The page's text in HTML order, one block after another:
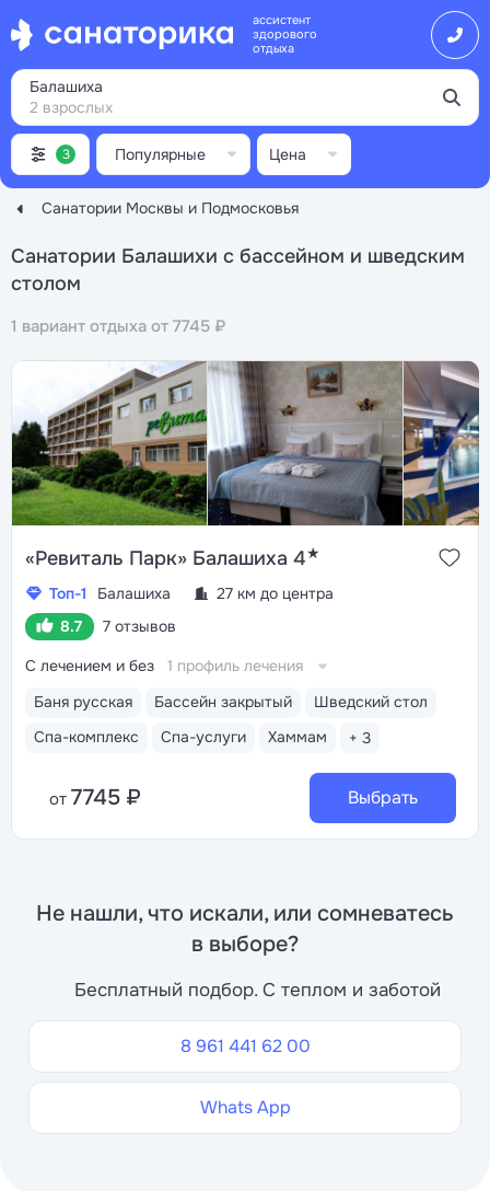
ассистент
здорового
отдыха
Санатории Москвы и Подмосковья
Балашиха
2 взрослых
Санатории Балашихи с бассейном и шведским
столом
1 вариант отдыха от 7745 ₽
3 Популярные Цена
«Ревиталь Парк» Балашиха 4★
Топ-1 Балашиха
27 км до центра
8.7
7 отзывов
Баня русская Бассейн закрытый
Шведский стол
Спа-комплекс
Спа-услуги Хаммам + 3
С лечением и без 1 профиль лечения
от 7745 ₽ Выбрать
Не нашли, что искали, или сомневатесь
в выборе?
Бесплатный подбор. С теплом и заботой
8 961 441 62 00
Whats App